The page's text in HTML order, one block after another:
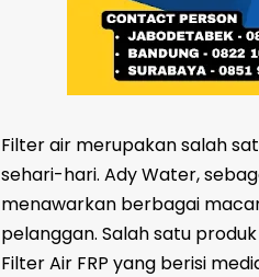
Filter air merupakan salah
sehari-hari. Ady Water,
menawarkan berbagai
pelanggan. Salah satu
Filter Air FRP yang berisi